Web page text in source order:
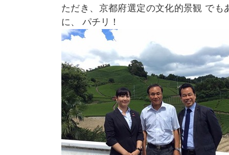
ただき、京都府選定の文化的景観 でも
に、 パチリ！